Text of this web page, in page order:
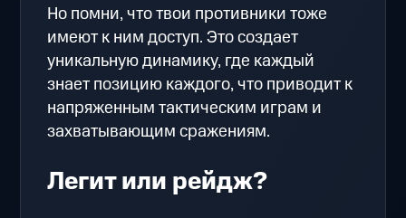
Но помни, что твои противники тоже
имеют к ним доступ. Это создает
уникальную динамику, где каждый
знает позицию каждого, что приводит к
напряженным тактическим играм и
захватывающим сражениям.
Легит или рейдж?